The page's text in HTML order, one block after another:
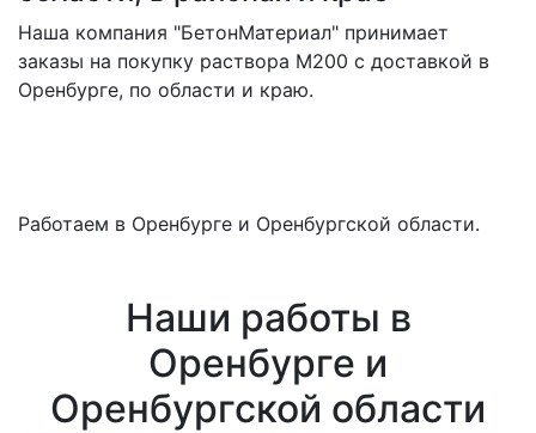
Наша компания "БетонМатериал" принимает
заказы на покупку раствора M200 с доставкой в
Оренбурге, по области и краю.
Работаем в Оренбурге и Оренбургской области.
Наши работы в
Оренбурге и
Оренбургской области